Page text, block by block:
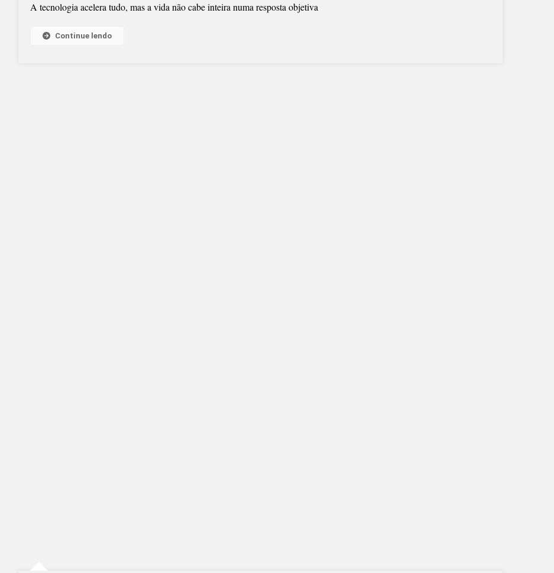
A tecnologia acelera tudo, mas a vida não cabe inteira numa resposta objetiva
Continue lendo